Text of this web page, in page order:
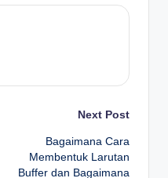
Next Post
Bagaimana Cara
Membentuk Larutan
Buffer dan Bagaimana